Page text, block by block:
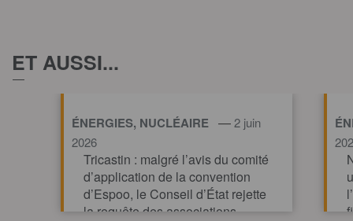
ET AUSSI...
ÉNERGIES, NUCLÉAIRE —2 juin
2026
Tricastin : malgré l’avis du comité
d’application de la convention
d’Espoo, le Conseil d’État rejette
la requête des associations